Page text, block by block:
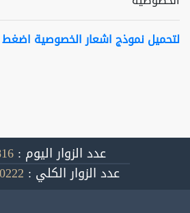
لتحميل نموذج اشعار الخصوصية اضغط
عدد الزوار اليوم :
عدد الزوار الكلي :